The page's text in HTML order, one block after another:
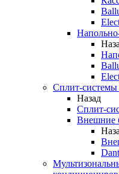
Сплит-
Назад
Сплит-
Внешние